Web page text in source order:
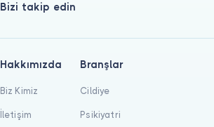
Bizi takip edin
Hakkımızda
Biz Kimiz
İletişim
Branşlar
Cildiye
Psikiyatri